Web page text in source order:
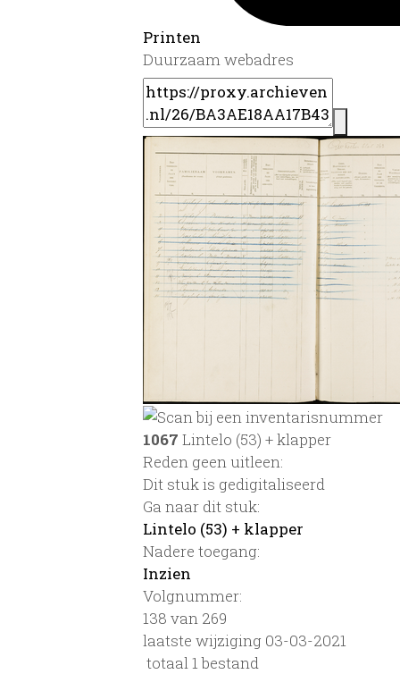
Printen
Duurzaam webadres
1067 Lintelo (53) + klapper
Reden geen uitleen:
Dit stuk is gedigitaliseerd
Ga naar dit stuk:
Lintelo (53) + klapper
Nadere toegang:
Inzien
Volgnummer:
138 van 269
laatste wijziging 03-03-2021
totaal 1 bestand